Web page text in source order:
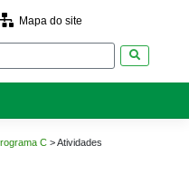
Mapa do site
C >Atividades